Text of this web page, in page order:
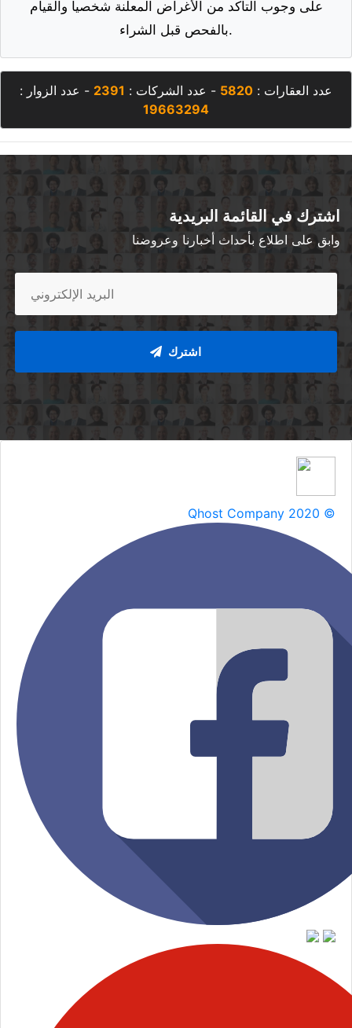
على وجوب التأكد من الأغراض المعلنة شخصيا والقيام
بالفحص قبل الشراء.
عدد العقارات : 5820 - عدد الشركات : 2391 - عدد الزوار :
19663294
اشترك في القائمة البريدية
وابق على اطلاع بأحداث أخبارنا وعروضنا
اشترك
Qhost Company 2020 ©